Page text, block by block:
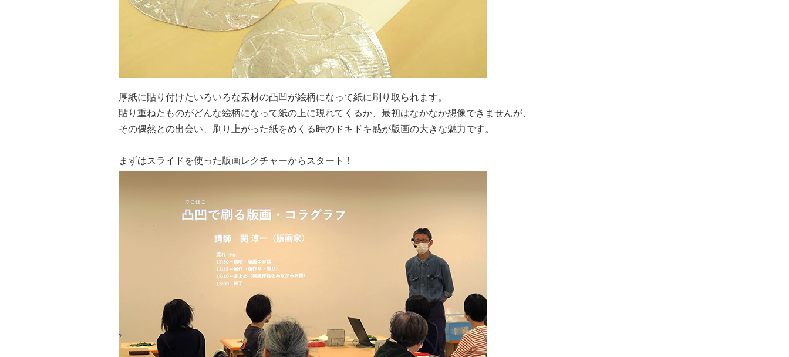
厚紙に貼り付けたいろいろな素材の凸凹が絵柄になって紙に刷り取られます。
貼り重ねたものがどんな絵柄になって紙の上に現れてくるか、最初はなかなか想像できませんが、
その偶然との出会い、刷り上がった紙をめくる時のドキドキ感が版画の大きな魅力です。
まずはスライドを使った版画レクチャーからスタート！